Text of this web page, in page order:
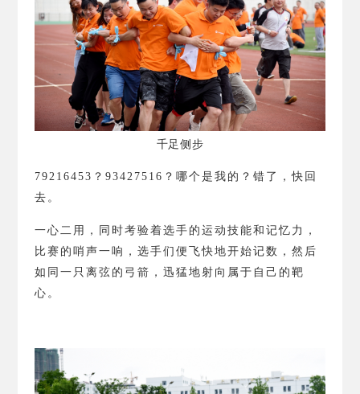
千足侧步
79216453 ？ 93427516 ？ 哪个是我的？错了，快回
去。
一心二用，同时考验着选手的运动技能和记忆力，
比赛的哨声一响，选手们便飞快地开始记数，然后
如同一只离弦的弓箭，迅猛地射向属于自己的靶
心。